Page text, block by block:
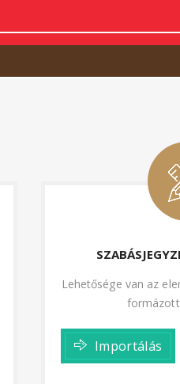
Lehetősége van az
Importálás